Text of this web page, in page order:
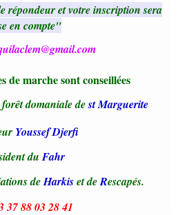
répondeur et votre inscription sera
en compte"
de marche sont conseillées
domaniale dest Marguerite
Youssef Djerfi
duFahr
deHarkiset deRescapés.
37 88 03 28 41